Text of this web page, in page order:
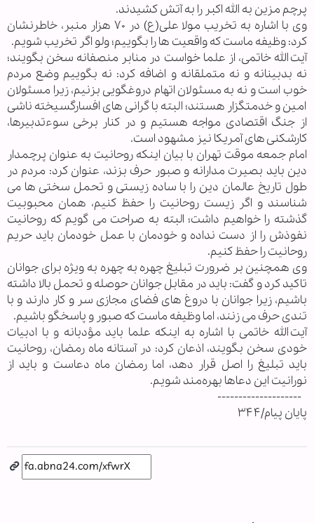
پرچم مزین به الله اکبر را به آتش کشیدند.
وی با اشاره به تخریب مولا علی(ع) در ۷۰ هزار منبر، خاطرنشان
کرد: وظیفه ماست که واقعیت ها را بگوییم؛ ولو اگر تخریب شویم.
آیت الله خاتمی، از علما خواست در منابر منصفانه سخن بگویند؛
نه بدبینانه و نه متملقانه و اضافه کرد: نه بگوییم وضع مردم
خوب است و نه به مسئولان اتهام دروغگویی بزنیم، زیرا مسئولان
امین و خدمتگزار هستند؛ البته با گرانی های افسارگسیخته ناشی
از جنگ اقتصادی مواجه هستیم و در کنار برخی سوءتدبیرها،
کارشکنی های آمریکا نیز مشهود است.
امام جمعه موقت تهران با بیان اینکه روحانیت به عنوان پرچمدار
دین باید بصیرت مدارانه و صبور حرف بزند، عنوان کرد: مردم در
طول تاریخ عالمان دین را با ساده زیستی و تحمل سختی ها می
شناسند و اگر زیست روحانیت را حفظ کنیم، همان محبوبیت
گذشته را خواهیم داشت؛ البته به صراحت می گویم که روحانیت
نفوذش را از دست نداده و خودمان با عمل خودمان باید حریم
روحانیت را حفظ کنیم.
وی همچنین بر ضرورت تبلیغ چهره به چهره به ویژه برای جوانان
تاکید کرد و گفت: باید در مقابل جوانان حوصله و تحمل بالا داشته
باشیم، زیرا جوانان با دروغ های فضای مجازی سر و کار دارند و با
تندی حرف می زنند، اما وظیفه ماست که صبور و پاسخگو باشیم.
آیت الله خاتمی با اشاره به اینکه علما باید مؤدبانه و با ادبیات
خودی سخن بگویند، اذعان کرد: در آستانه ماه رمضان، روحانیت
باید تبلیغ را اصل قرار دهد، اما رمضان ماه دعاست و باید از
نورانیت این دعاها بهره‌مند شویم.
--------------------
پایان پیام/۳۴۴